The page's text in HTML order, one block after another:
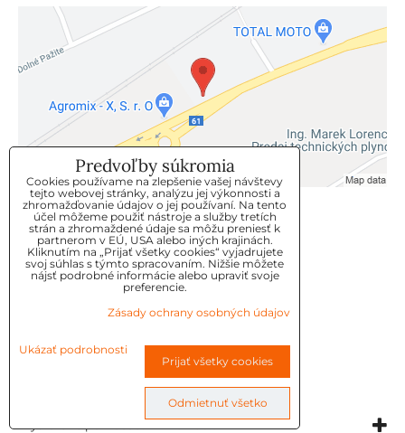
KLIENTSKÝ SERVIS
GDPR
KONTAKT
OBJEDNÁVKY
OBCHODNE-PODMIENKY
REKLAMAČNÉ PODMIENKY
Predvoľby súkromia
Cookies používame na zlepšenie vašej návštevy
tejto webovej stránky, analýzu jej výkonnosti a
zhromažďovanie údajov o jej používaní. Na tento
účel môžeme použiť nástroje a služby tretích
strán a zhromaždené údaje sa môžu preniesť k
partnerom v EÚ, USA alebo iných krajinách.
Kliknutím na „Prijať všetky cookies“ vyjadrujete
svoj súhlas s týmto spracovaním. Nižšie môžete
nájsť podrobné informácie alebo upraviť svoje
preferencie.
Zásady ochrany osobných údajov
Ukázať podrobnosti
Prijať všetky cookies
Odmietnuť všetko